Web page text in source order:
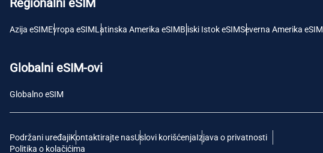
Azija eSIMEvropa eSIMLatinska Amerika eSIMBliski Istok eSIMSeverna Amerika eSIM
Globalni eSIM-ovi
Globalno eSIM
Podržani uređajiKontaktirajte nasUslovi korišćenjaIzjava o privatnosti
Politika o kolačićima
Polski
THB - Tajlandski Bat